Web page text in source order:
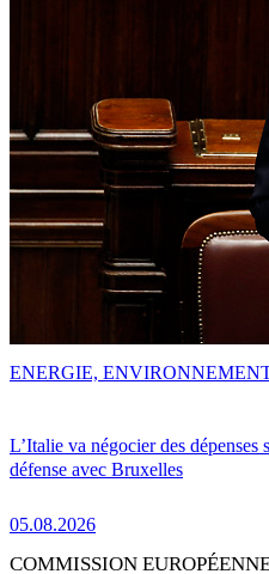
L’Italie va négocier des dépenses
défense avec Bruxelles
05.08.2026
ENERGIE,
COMMISSION